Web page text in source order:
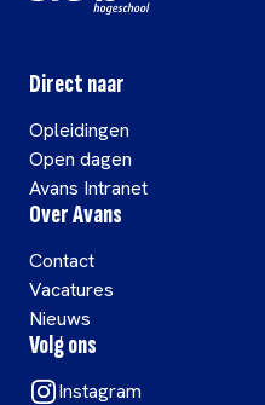
Direct naar
Opleidingen
Open dagen
Avans Intranet
Over Avans
Contact
Vacatures
Nieuws
Volg ons
Instagram